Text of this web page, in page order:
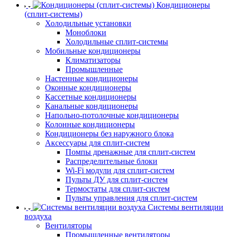
Кондиционеры
(сплит-системы)
Холодильные установки
Моноблоки
Холодильные сплит-системы
Мобильные кондиционеры
Климатизаторы
Промышленные
Настенные кондиционеры
Оконные кондиционеры
Кассетные кондиционеры
Канальные кондиционеры
Напольно-потолочные кондиционеры
Колонные кондиционеры
Кондиционеры без наружного блока
Аксессуары для сплит-систем
Помпы дренажные для сплит-систем
Распределительные блоки
Wi-Fi модули для сплит-систем
Пульты ДУ для сплит-систем
Термостаты для сплит-систем
Пульты управления для сплит-систем
Системы вентиляции
воздуха
Вентиляторы
Промышленные вентиляторы